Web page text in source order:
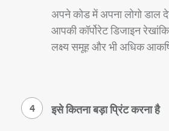
अपने कोड में अपना लोगो डाल
आपकी कॉर्पोरेट डिजाइन
लक्ष्य समूह और भी अधिक
4 इसे कितना बड़ा प्रिंट करना है